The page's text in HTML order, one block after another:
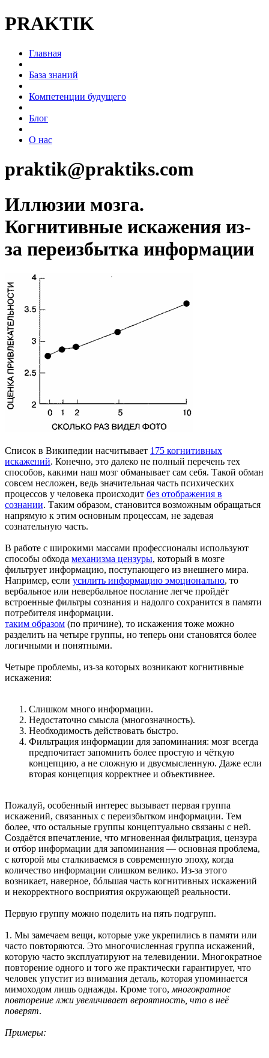
PRAKTIK
Главная
База знаний
Компетенции будущего
Блог
О нас
praktik@praktiks.com
Иллюзии мозга.
Когнитивные искажения из-
за переизбытка информации
Список в Википедии насчитывает 175 когнитивных
искажений. Конечно, это далеко не полный перечень тех
способов, какими наш мозг обманывает сам себя. Такой обман
совсем несложен, ведь значительная часть психических
процессов у человека происходит без отображения в
сознании. Таким образом, становится возможным обращаться
напрямую к этим основным процессам, не задевая
сознательную часть.
В работе с широкими массами профессионалы используют
способы обхода механизма цензуры, который в мозге
фильтрует информацию, поступающего из внешнего мира.
Например, если усилить информацию эмоционально, то
вербальное или невербальное послание легче пройдёт
встроенные фильтры сознания и надолго сохранится в памяти
потребителя информации.
таким образом (по причине), то искажения тоже можно
разделить на четыре группы, но теперь они становятся более
логичными и понятными.
Четыре проблемы, из-за которых возникают когнитивные
искажения:
Слишком много информации.
Недостаточно смысла (многозначность).
Необходимость действовать быстро.
Фильтрация информации для запоминания: мозг всегда
предпочитает запомнить более простую и чёткую
концепцию, а не сложную и двусмысленную. Даже если
вторая концепция корректнее и объективнее.
Пожалуй, особенный интерес вызывает первая группа
искажений, связанных с переизбытком информации. Тем
более, что остальные группы концептуально связаны с ней.
Создаётся впечатление, что мгновенная фильтрация, цензура
и отбор информации для запоминания — основная проблема,
с которой мы сталкиваемся в современную эпоху, когда
количество информации слишком велико. Из-за этого
возникает, наверное, бóльшая часть когнитивных искажений
и некорректного восприятия окружающей реальности.
Первую группу можно поделить на пять подгрупп.
1. Мы замечаем вещи, которые уже укрепились в памяти или
часто повторяются. Это многочисленная группа искажений,
которую часто эксплуатируют на телевидении. Многократное
повторение одного и того же практически гарантирует, что
человек упустит из внимания деталь, которая упоминается
мимоходом лишь однажды. Кроме того, многократное
повторение лжи увеличивает вероятность, что в неё
поверят.
Примеры: